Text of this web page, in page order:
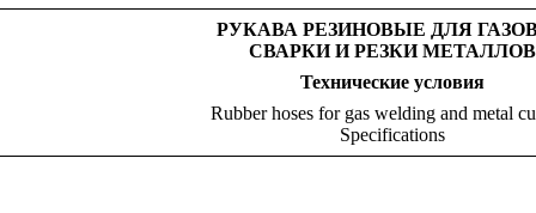
РУКАВА РЕЗИНОВЫЕ ДЛЯ
СВАРКИ И РЕЗКИ МЕТАЛЛОВ
Технические условия
Rubber hoses for gas welding and metal
Specifications